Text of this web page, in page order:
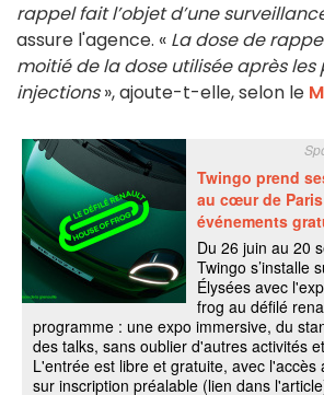
rappel fait l’objet d’une
assure l'agence. « La dose de
moitié de la dose utilisée après les
injections», ajoute-t-elle, selon le